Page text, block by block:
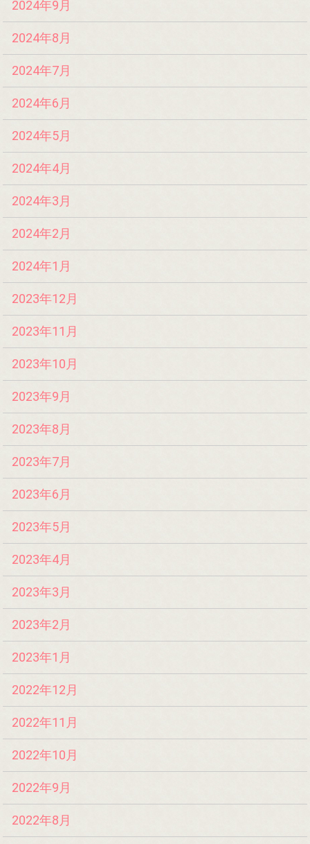
2024年9月
2024年8月
2024年7月
2024年6月
2024年5月
2024年4月
2024年3月
2024年2月
2024年1月
2023年12月
2023年11月
2023年10月
2023年9月
2023年8月
2023年7月
2023年6月
2023年5月
2023年4月
2023年3月
2023年2月
2023年1月
2022年12月
2022年11月
2022年10月
2022年9月
2022年8月